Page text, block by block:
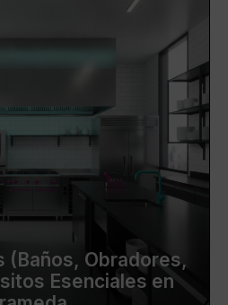
(Baños, Obradores,
Esenciales en